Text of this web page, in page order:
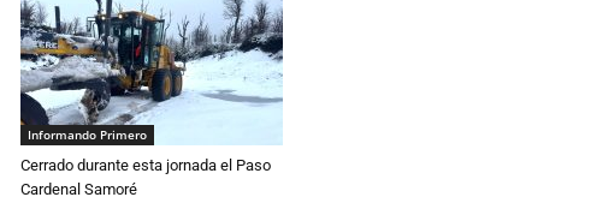
Informando Primero
Cerrado durante esta jornada el Paso
Cardenal Samoré